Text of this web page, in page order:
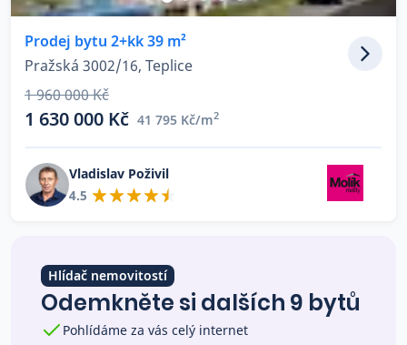
Co říkají naši zákazníci
Blog
O nás
Kariéra
Prodej bytu 2+kk 39 m²
Pražská 3002/16, Teplice
1 960 000 Kč
1 630 000 Kč 41 795 Kč/m2
Vladislav Poživil
4.5
Hlídač nemovitostí
Odemkněte si dalších 9 bytů
Pohlídáme za vás celý internet